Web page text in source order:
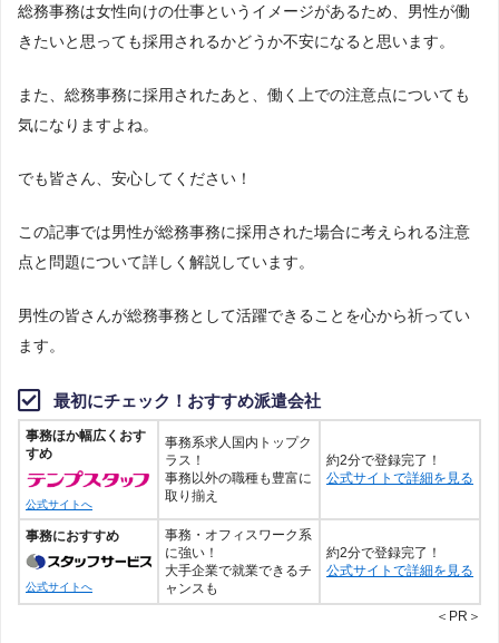
総務事務は女性向けの仕事というイメージがあるため、男性が働
きたいと思っても採用されるかどうか不安になると思います。
また、総務事務に採用されたあと、働く上での注意点についても
気になりますよね。
でも皆さん、安心してください！
この記事では男性が総務事務に採用された場合に考えられる注意
点と問題について詳しく解説しています。
男性の皆さんが総務事務として活躍できることを心から祈ってい
ます。
最初にチェック！おすすめ派遣会社
事務ほか幅広くおす
すめ
公式サイトへ
事務系求人国内トップク
ラス！
事務以外の職種も豊富に
取り揃え
約2分で登録完了！
公式サイトで詳細を見る
事務におすすめ
公式サイトへ
事務・オフィスワーク系
に強い！
大手企業で就業できるチ
ャンスも
約2分で登録完了！
公式サイトで詳細を見る
＜PR＞